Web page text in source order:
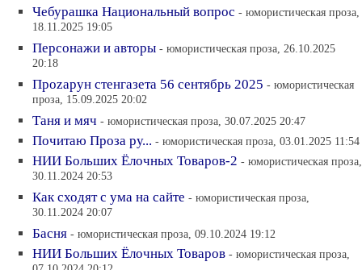
Чебурашка Национальный вопрос - юмористическая проза,
18.11.2025 19:05
Персонажи и авторы - юмористическая проза, 26.10.2025
20:18
Проzарун стенгазета 56 сентябрь 2025 - юмористическая
проза, 15.09.2025 20:02
Таня и мяч - юмористическая проза, 30.07.2025 20:47
Почитаю Проза ру... - юмористическая проза, 03.01.2025 11:54
НИИ Больших Ёлочных Товаров-2 - юмористическая проза,
30.11.2024 20:53
Как сходят с ума на сайте - юмористическая проза,
30.11.2024 20:07
Басня - юмористическая проза, 09.10.2024 19:12
НИИ Больших Ёлочных Товаров - юмористическая проза,